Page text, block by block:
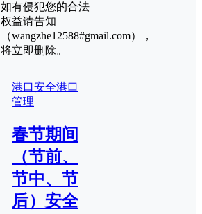
如有侵犯您的合法
权益请告知
（wangzhe12588#gmail.com），
将立即删除。
港口安全港口
管理
春节期间
（节前、
节中、节
后）安全